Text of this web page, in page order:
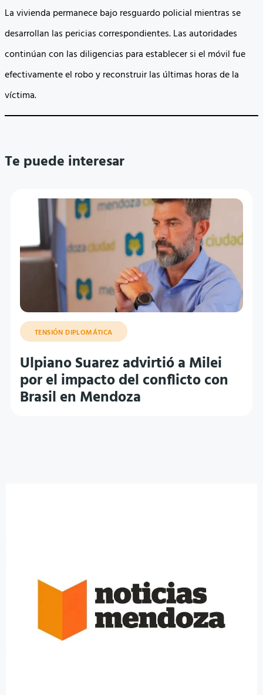
La vivienda permanece bajo resguardo policial mientras se
desarrollan las pericias correspondientes. Las autoridades
continúan con las diligencias para establecer si el móvil fue
efectivamente el robo y reconstruir las últimas horas de la
víctima.
Te puede interesar
TENSIÓN DIPLOMÁTICA
Ulpiano Suarez advirtió a Milei
por el impacto del conflicto con
Brasil en Mendoza